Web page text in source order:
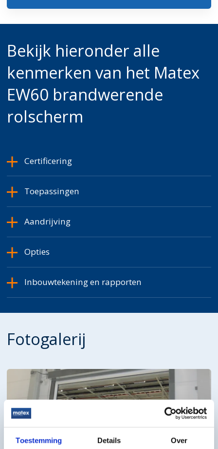
Toestemming Details Over
Bekijk hieronder alle
kenmerken van het Matex
EW60 brandwerende
rolscherm
Certificering
Toepassingen
Aandrijving
Opties
Inbouwtekening en rapporten
Fotogalerij